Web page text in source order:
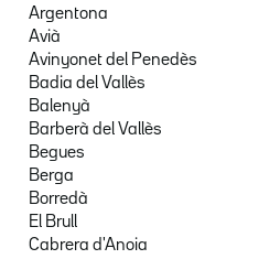
Argentona
Avià
Avinyonet del Penedès
Badia del Vallès
Balenyà
Barberà del Vallès
Begues
Berga
Borredà
El Brull
Cabrera d'Anoia